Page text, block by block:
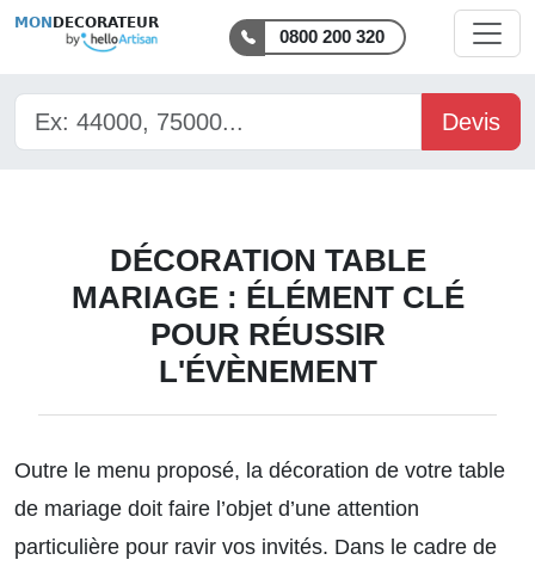
MON DECORATEUR
0800 200 320
Devis
DÉCORATION TABLE
MARIAGE : ÉLÉMENT CLÉ
POUR RÉUSSIR
L'ÉVÈNEMENT
Outre le menu proposé, la décoration de votre table
de mariage doit faire l’objet d’une attention
particulière pour ravir vos invités. Dans le cadre de